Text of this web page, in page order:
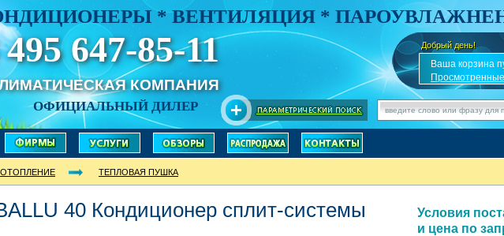
* ВЕНТИЛЯЦИЯ *
647-85-11
КОМПАНИЯ
ОФИЦИАЛЬНЫЙ ДИЛЕР
Добрый день!
✎Ваша корзина
ОТОПЛЕНИЕ ТЕПЛОВАЯ ПУШКА
40Кондиционер сплит-системы
Условия
и цена по